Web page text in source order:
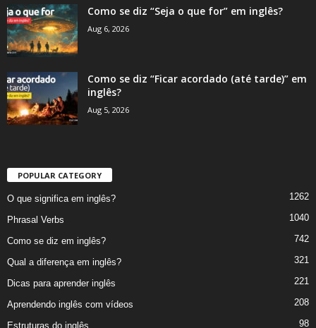
Como se diz “Seja o que for” em inglês?
Aug 6, 2026
Como se diz “Ficar acordado (até tarde)” em
inglês?
Aug 5, 2026
POPULAR CATEGORY
O que significa em inglês? 1262
Phrasal Verbs 1040
Como se diz em inglês? 742
Qual a diferença em inglês? 321
Dicas para aprender inglês 221
Aprendendo inglês com vídeos 208
Estruturas do inglês 98